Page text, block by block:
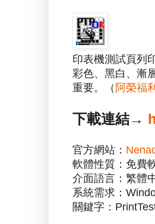
印表機測試頁列
彩色、黑白、漸
重要。（ 阿榮福
下載連結→
官方網站：
軟體性質：免費
介面語言：繁體
系統需求：
關鍵字：